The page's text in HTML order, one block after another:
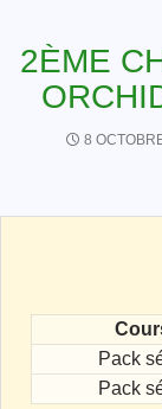
2ÈME
8
Pack
Pack